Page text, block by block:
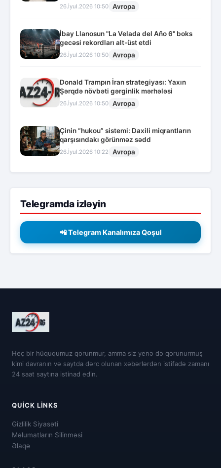
26.İyul.2026 10:50 Avropa
İbay Llanosun "La Velada del Año 6" boks
gecəsi rekordları alt-üst etdi
26.İyul.2026 10:50 Avropa
Donald Trampın İran strategiyası: Yaxın
Şərqdə növbəti gərginlik mərhələsi
26.İyul.2026 10:50 Avropa
Çinin “hukou” sistemi: Daxili miqrantların
qarşısındakı görünməz sədd
26.İyul.2026 10:22 Avropa
Telegramda izləyin
📲 Telegram Kanalımıza Qoşul
Heç bir hüququmuz qorunmur, amma siz yenə də qorunurmuş
kimi davranın və saytda dərc olunan xəbərlərdən istifadə zamanı
24 saat saytına istinad edin.
QUICK LINKS
Gizlilik Siyasəti
Məlumatların Silinməsi
Əlaqə